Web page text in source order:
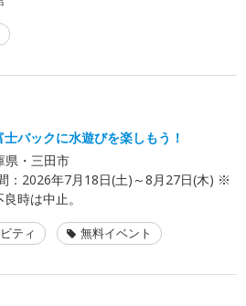
士バックに水遊びを楽しもう！
県・三田市
： 2026年7月18日(土)～8月27日(木) ※
時は中止。
ティ 無料イベント